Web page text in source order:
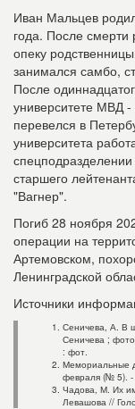
Иван Мальцев
года. После
опеку
занимался самбо,
После
университете МВД -
перевелся в
университета
старшего
"Вагнер".
Погиб 28 ноября
операции на
Артемовском,
Ленинградской
Источники
Сеничева, А. В
Сеничева ;
: фот.
Мемориальные
февраля (№ 5).
Чадова, М. Их
Левашова //